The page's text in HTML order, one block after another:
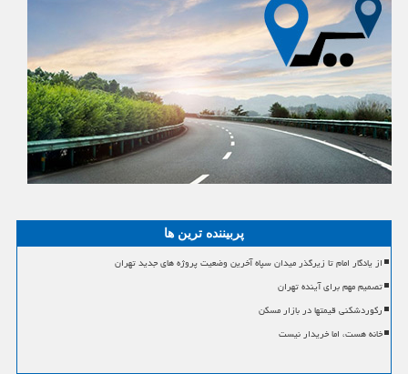
پربیننده ترین ها
از یادگار امام تا زیرگذر میدان سپاه آخرین وضعیت پروژه های جدید تهران
تصمیم مهم برای آینده تهران
رکوردشکنی قیمتها در بازار مسکن
خانه هست، اما خریدار نیست